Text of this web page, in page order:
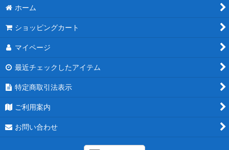
ホーム
ショッピングカート
マイページ
最近チェックしたアイテム
特定商取引法表示
ご利用案内
お問い合わせ